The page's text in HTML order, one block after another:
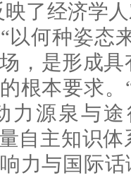
了经济学
以何种姿态
，是形成
根本要求
力源泉与
自主知识
力与国际